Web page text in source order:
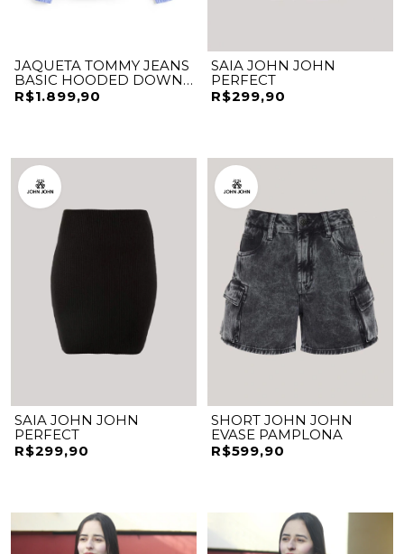
JAQUETA TOMMY JEANS
BASIC HOODED DOWN
EXT
R$1.899,90
SAIA JOHN JOHN
PERFECT
R$299,90
SAIA JOHN JOHN
PERFECT
R$299,90
SHORT JOHN JOHN
EVASE PAMPLONA
R$599,90